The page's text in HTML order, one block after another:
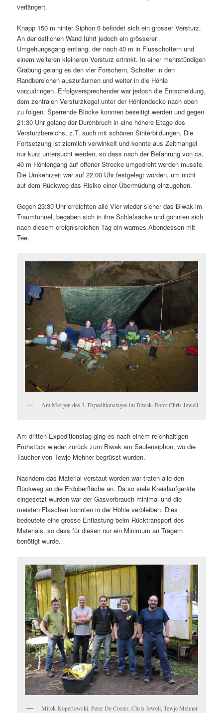
verlängert.
Knapp 150 m hinter Siphon 6 befindet sich ein grosser Versturz.
An der östlichen Wand führt jedoch ein grösserer
Umgehungsgang entlang, der nach 40 m in Flusschottern und
einem weiteren kleineren Versturz ertrinkt. In einer mehrstündigen
Grabung gelang es den vier Forschern, Schotter in den
Randbereichen auszuräumen und weiter in die Höhle
vorzudringen. Erfolgversprechender war jedoch die Entscheidung,
dem zentralen Versturzkegel unter der Höhlendecke nach oben
zu folgen. Sperrende Blöcke konnten beseitigt werden und gegen
21:30 Uhr gelang der Durchbruch in eine höhere Etage des
Versturzbereichs, z.T. auch mit schönen Sinterbildungen. Die
Fortsetzung ist ziemlich verwinkelt und konnte aus Zeitmangel
nur kurz untersucht werden, so dass nach der Befahrung von ca.
40 m Höhlengang auf offener Strecke umgedreht werden musste.
Die Umkehrzeit war auf 22:00 Uhr festgelegt worden, um nicht
auf dem Rückweg das Risiko einer Übermüdung einzugehen.
Gegen 23:30 Uhr erreichten alle Vier wieder sicher das Biwak im
Traumtunnel, begaben sich in ihre Schlafsäcke und gönnten sich
nach diesem ereignisreichen Tag ein warmes Abendessen mit
Tee.
Am Morgen des 3. Expeditionstages im Biwak. Foto: Chris Jewell
Am dritten Expeditionstag ging es nach einem reichhaltigen
Frühstück wieder zurück zum Biwak am Säulensiphon, wo die
Taucher von Tewje Mehner begrüsst wurden.
Nachdem das Material verstaut worden war traten alle den
Rückweg an die Erdoberfläche an. Da so viele Kreislaufgeräte
eingesetzt wurden war der Gasverbrauch minimal und die
meisten Flaschen konnten in der Höhle verbleiben. Dies
bedeutete eine grosse Entlastung beim Rücktransport des
Materials, so dass für diesen nur ein Minimum an Trägern
benötigt wurde.
Mirek Kopertowski, Peter De Coster, Chris Jewell, Tewje Mehner